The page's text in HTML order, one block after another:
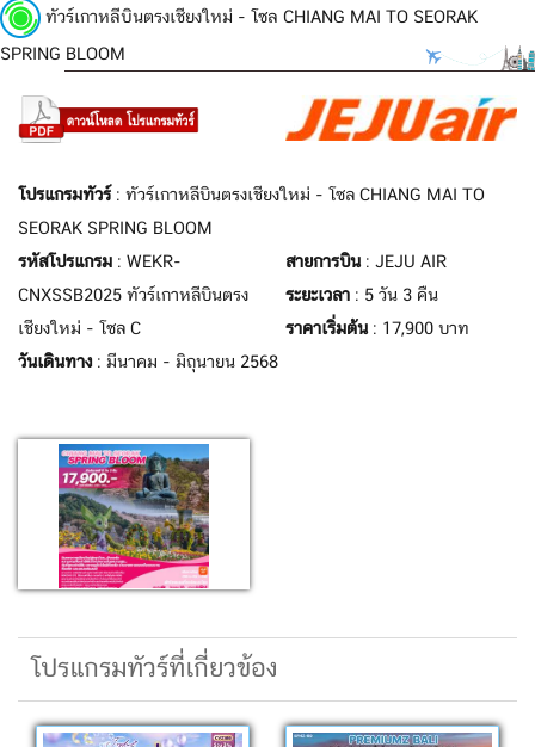
ทัวร์เกาหลีบินตรงเชียงใหม่ - โซล CHIANG MAI TO SEORAK
SPRING BLOOM
โปรแกรมทัวร์: ทัวร์เกาหลีบินตรงเชียงใหม่ - โซล CHIANG MAI TO
SEORAK SPRING BLOOM
รหัสโปรแกรม: WEKR-
CNXSSB2025 ทัวร์เกาหลีบินตรง
เชียงใหม่ - โซล C
สายการบิน: JEJU AIR
ระยะเวลา: 5 วัน 3 คืน
ราคาเริ่มต้น: 17,900 บาท
วันเดินทาง: มีนาคม - มิถุนายน 2568
โปรแกรมทัวร์ที่เกี่ยวข้อง